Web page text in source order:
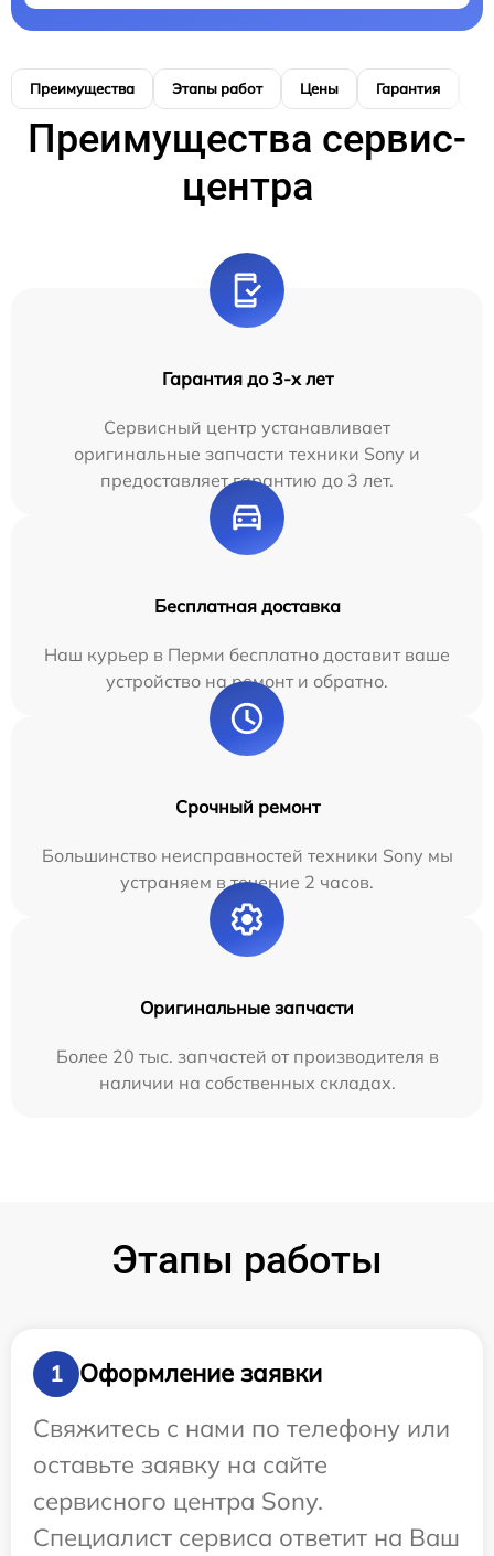
Преимущества Этапы работ Цены Гарантия
Преимущества сервис-
центра
Гарантия до 3-х лет
Сервисный центр устанавливает
оригинальные запчасти техники Sony и
предоставляет гарантию до 3 лет.
Бесплатная доставка
Наш курьер в Перми бесплатно доставит ваше
устройство на ремонт и обратно.
Срочный ремонт
Большинство неисправностей техники Sony мы
устраняем в течение 2 часов.
Оригинальные запчасти
Более 20 тыс. запчастей от производителя в
наличии на собственных складах.
Этапы работы
1
Оформление заявки
Свяжитесь с нами по телефону или
оставьте заявку на сайте
сервисного центра Sony.
Специалист сервиса ответит на Ваш